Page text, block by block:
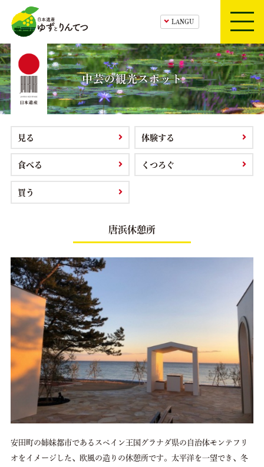
HOME
ゆずとりんてつ
構成文化財紹介
ツアー・体験プログラム
中芸の観光スポット
パンフレット
中芸日本遺産マンガ
リンク集
Facebook
instagram
中芸の観光スポット
見る 体験する
食べる くつろぐ
買う
唐浜休憩所
安田町の姉妹都市であるスペイン王国グラナダ県の自治体モンテフリ
オをイメージした、欧風の造りの休憩所です。太平洋を一望でき、冬